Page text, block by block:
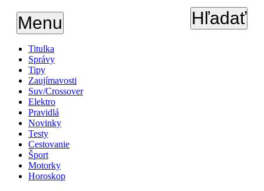
Menu Hľadať
Titulka
Správy
Tipy
Zaujímavosti
Suv/Crossover
Elektro
Pravidlá
Novinky
Testy
Cestovanie
Šport
Motorky
Horoskop